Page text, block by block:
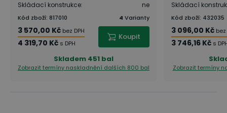
Skládací konstrukce: ne
Kód zboží: 817010 4 Varianty
3 570,00 Kč bez DPH
4 319,70 Kč s DPH
Koupit
Skladem 451 bal
Zobrazit termíny naskladnění dalších 800 bal
Skládací
Kód zboží: 432035
3 096,00 Kč bez
3 746,16 Kč s
Zobrazit termíny